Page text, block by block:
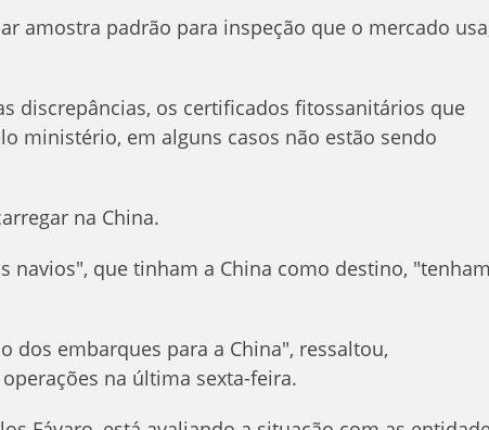
amostra padrão para inspeção que o mercado
discrepâncias, os certificados fitossanitários que
ministério, em alguns casos não estão sendo
na China.
navios", que tinham a China como destino, "tenham
dos embarques para a China", ressaltou,
na última sexta-feira.